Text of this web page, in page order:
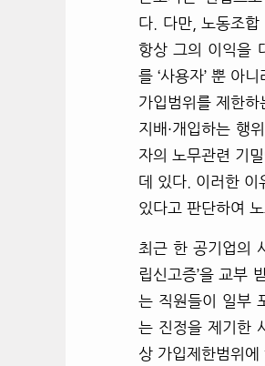
다. 다만, 노동조합
항상 그의 이익을
를 ‘사용자’ 뿐 아
가입범위를 제한
지배·개입하는 행
자의 노무관련 기
데 있다. 이러한 이
있다고 판단하여
최근 한 공기업의
립신고증’을 교부
는 직원들이 일부
는 진정을 제기한
상 가입제한범위에